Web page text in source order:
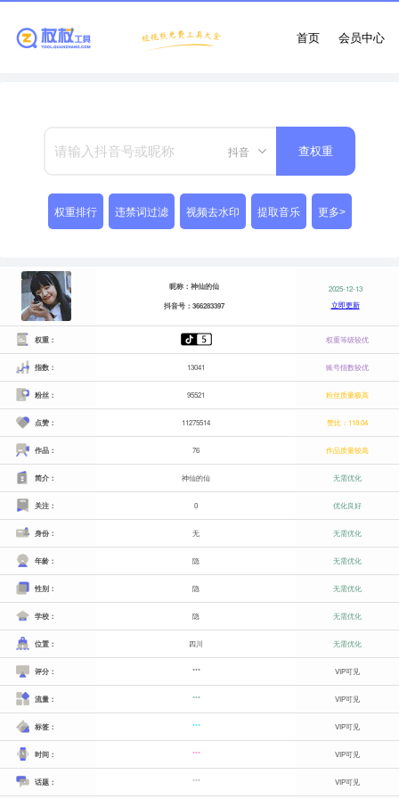
会员中心
首页
抖音 查权重
权重排行 违禁词过滤 视频去水印 提取音乐 更多>
昵称：神仙的仙
抖音号：366283397
2025-12-13
立即更新
权重： 权重等级较优
指数： 13041 账号指数较优
粉丝： 95521 粉丝质量极高
点赞： 11275514 赞比：118.04
作品： 76 作品质量较高
简介： 神仙的仙 无需优化
关注： 0 优化良好
身份： 无 无需优化
年龄： 隐 无需优化
性别： 隐 无需优化
学校： 隐 无需优化
位置： 四川 无需优化
评分： *** VIP可见
流量： *** VIP可见
标签： *** VIP可见
时间： *** VIP可见
话题： *** VIP可见